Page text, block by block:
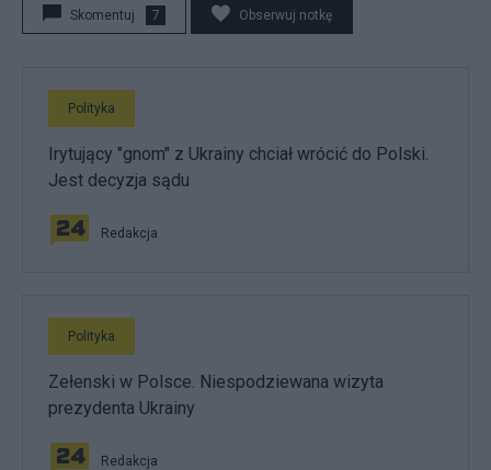
Skomentuj 7 Obserwuj notkę
Polityka
Irytujący "gnom" z Ukrainy chciał wrócić do Polski.
Jest decyzja sądu
Redakcja
Polityka
Zełenski w Polsce. Niespodziewana wizyta
prezydenta Ukrainy
Redakcja